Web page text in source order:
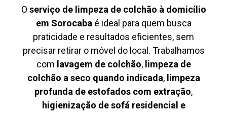
O serviço de limpeza de colchão à domicílio
em Sorocabaé ideal para quem busca
praticidade e resultados eficientes, sem
precisar retirar o móvel do local. Trabalhamos
com lavagem de colchão, limpeza de
colchão a seco quando indicada, limpeza
profunda de estofados com extração,
higienização de sofá residencial e